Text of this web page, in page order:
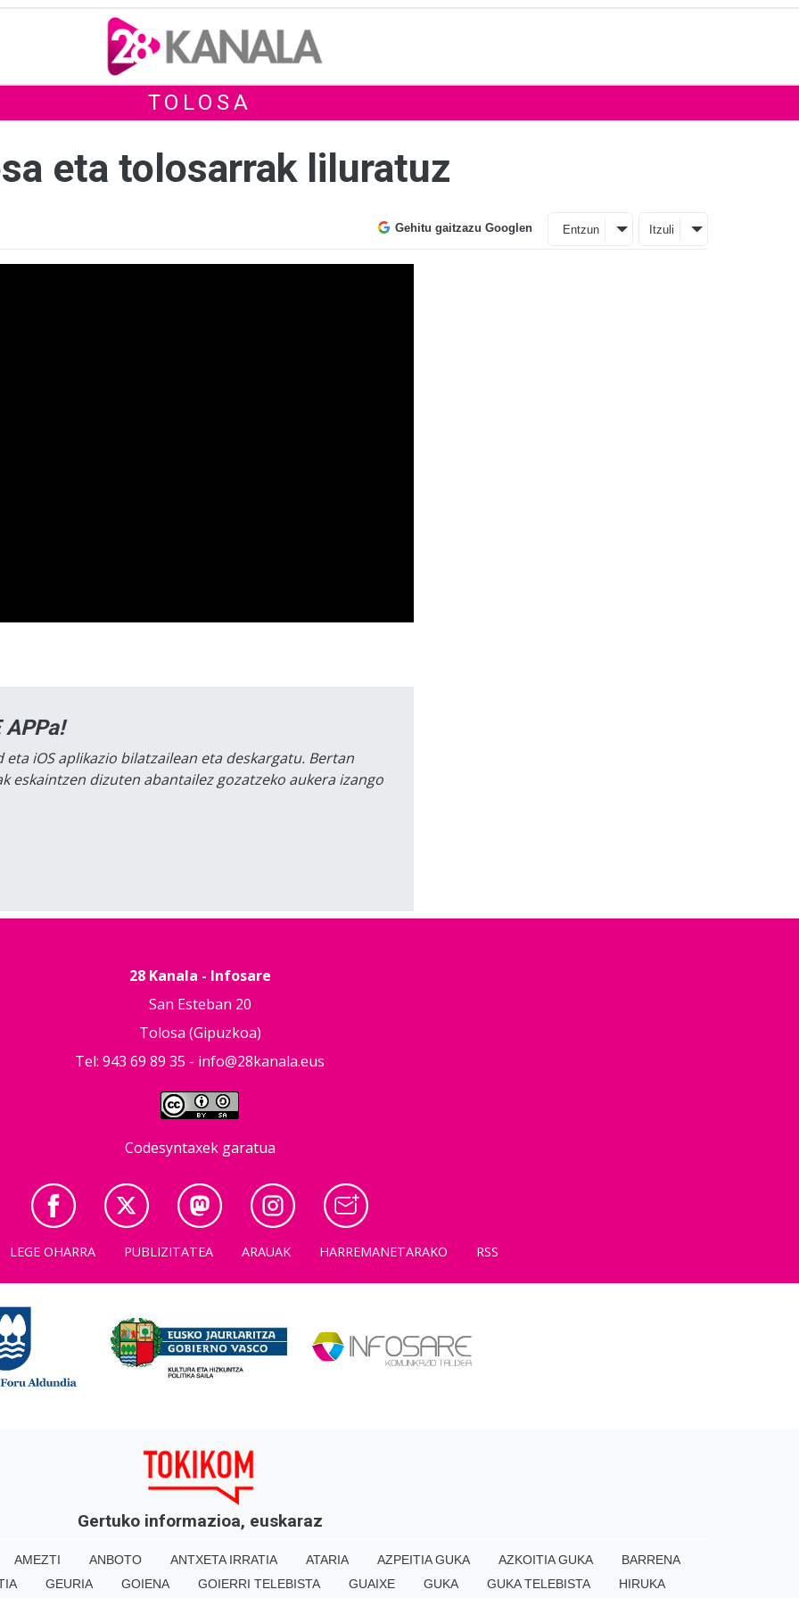
TOLOSA
eta tolosarrak liluratuz
Gehitu gaitzazu Googlen Entzun Itzuli
APPa!
iOS aplikazio bilatzailean eta deskargatu. Bertan
eskaintzen dizuten abantailez gozatzeko aukera izango
28 Kanala - Infosare
San Esteban 20
Tolosa (Gipuzkoa)
Tel: 943 69 89 35 - info@28kanala.eus
Codesyntaxek garatua
LEGE OHARRA PUBLIZITATEA ARAUAK HARREMANETARAKO RSS
Gertuko informazioa, euskaraz
AMEZTI ANBOTO ANTXETA IRRATIA ATARIA AZPEITIA GUKA AZKOITIA GUKA
BARRENA
GEURIA GOIENA GOIERRI TELEBISTA GUAIXE GUKA GUKA TELEBISTA HIRUKA